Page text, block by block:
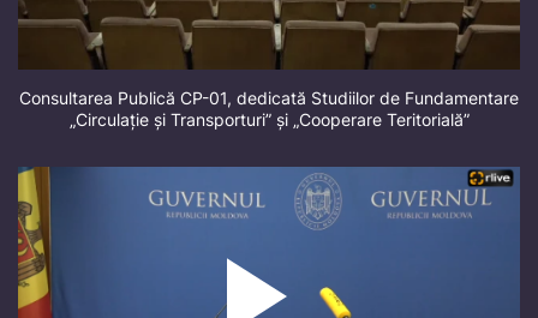
Consultarea Publică CP-01, dedicată Studiilor de Fundamentare
„Circulație și Transporturi” și „Cooperare Teritorială”